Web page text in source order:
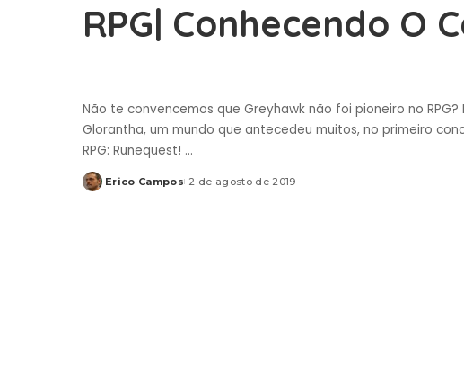
RPG| Conhecendo O
Não te convencemos que Greyhawk não foi pioneiro no
Glorantha, um mundo que antecedeu muitos, no primeiro
RPG: Runequest! ...
Posted
Erico Campos 2 de agosto de 2019